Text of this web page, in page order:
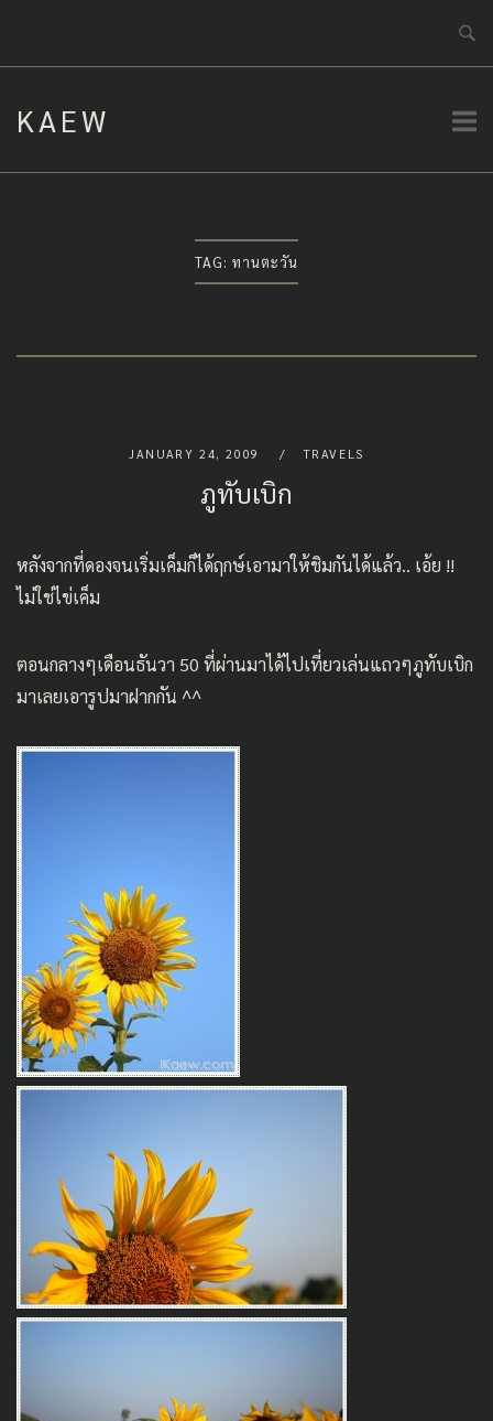
KAEW
TAG: ทานตะวัน
JANUARY 24, 2009 TRAVELS
ภูทับเบิก
หลังจากที่ดองจนเริ่มเค็มก็ได้ฤกษ์เอามาให้ชิมกันได้แล้ว.. เอ้ย !!
ไม่ใช่ไข่เค็ม
ตอนกลางๆเดือนธันวา 50 ที่ผ่านมาได้ไปเที่ยวเล่นแถวๆภูทับเบิก
มาเลยเอารูปมาฝากกัน ^^